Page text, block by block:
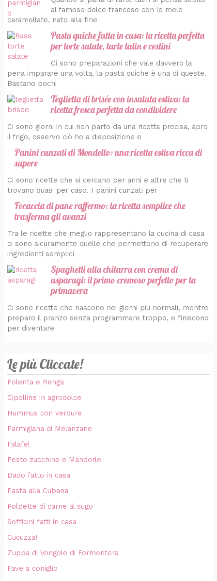
al famoso dolce francese con le mele
caramellate, nato alla fine
Pasta quiche fatta in casa: la ricetta perfetta
per torte salate, tarte tatin e cestini
Ci sono preparazioni che vale davvero la
pena imparare una volta, la pasta quiche è una di queste.
Bastano pochi
Teglietta di brisée con insalata estiva: la
ricetta fresca perfetta da condividere
Ci sono giorni in cui non parto da una ricetta precisa, apro
il frigo, osservo ciò ho a disposizione e
Panini cunzati di Mondello: una ricetta estiva ricca di
sapore
Ci sono ricette che si cercano per anni e altre che ti
trovano quasi per caso. I panini cunzati per
Focaccia di pane raffermo: la ricetta semplice che
trasforma gli avanzi
Tra le ricette che meglio rappresentano la cucina di casa
ci sono sicuramente quelle che permettono di recuperare
ingredienti semplici
Spaghetti alla chitarra con crema di
asparagi: il primo cremoso perfetto per la
primavera
Ci sono ricette che nascono nei giorni più normali, mentre
preparo il pranzo senza programmare troppo, e finiscono
per diventare
Le più Cliccate!
Polenta e Renga
Cipolline in agrodolce
Hummus con verdure
Parmigiana di Melanzane
Falafel
Pesto zucchine e Mandorle
Dado fatto in casa
Pasta alla Cubana
Polpette di carne al sugo
Sofficini fatti in casa
Cucuzza!
Zuppa di Vongole di Formentera
Fave a coniglio